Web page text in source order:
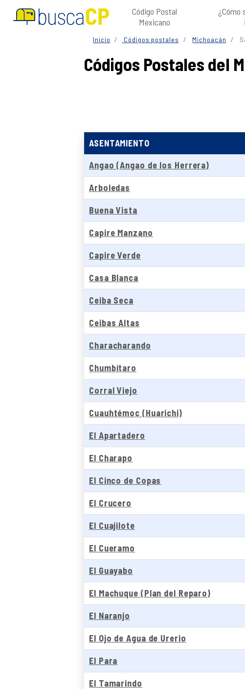
Código Postal
Mexicano
¿Cómo
Inicio Códigos postales Michoacán
Códigos Postales del
ASENTAMIENTO
Angao (Angao de los Herrera)
Arboledas
Buena Vista
Capire Manzano
Capire Verde
Casa Blanca
Ceiba Seca
Ceibas Altas
Characharando
Chumbítaro
Corral Viejo
Cuauhtémoc (Huarichi)
El Apartadero
El Charapo
El Cinco de Copas
El Crucero
El Cuajilote
El Cueramo
El Guayabo
El Machuque (Plan del Reparo)
El Naranjo
El Ojo de Agua de Urerio
El Para
El Tamarindo